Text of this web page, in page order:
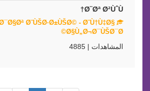
Ø¨Øª Ø²ÙˆÙ†
Ø¨ÙŠØ·Ø±ÙŠØ© - Ø¨Ù†Ù‡Ø§
Ø§Ù„Ø¬Ø¯ÙŠØ¯Ø©
المشاهدات | 4885